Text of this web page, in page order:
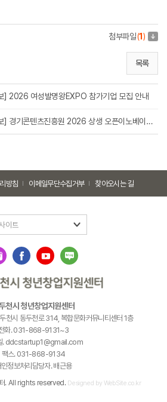
첨부파일(1)
목록
] 2026 여성발명왕EXPO 참가기업 모집 안내
[창업정보][홍보] 경기콘텐츠진흥원 2026 상생 오픈이노베이션 스타트업 모집공고
방침 이메일무단수집거부 찾아오시는 길
천시 청년창업지원센터
천시 동두천로 314, 복합문화커뮤니티센터 1층
화. 031-868-9131~3
. ddcstartup1@gmail.com
팩스. 031-868-9134
인정보처리담당자. 배근용
터. All rights reserved. Designed by WebSite.co.kr
이트